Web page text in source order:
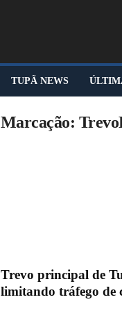
TUPÃ NEWS
Marcação:
Trevo principal de
limitando tráfego de